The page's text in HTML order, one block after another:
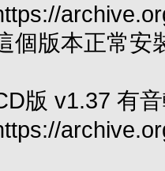
個版本正常安
版 v1.37 有